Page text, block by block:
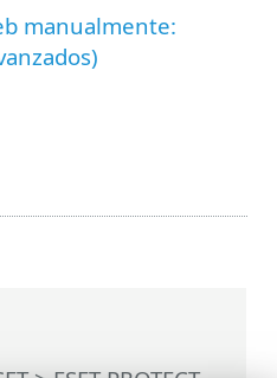
manualmente: